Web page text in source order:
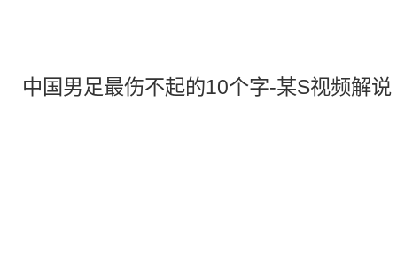
中国男足最伤不起的10个字-某S视频解说